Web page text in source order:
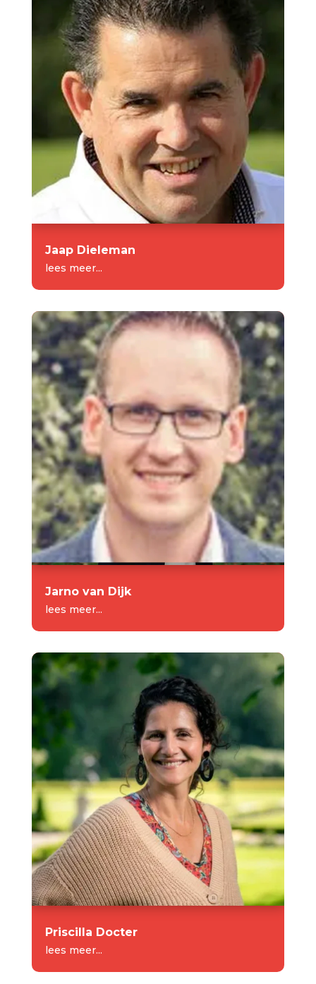
Jaap Dieleman
lees meer...
Jarno van Dijk
lees meer...
Priscilla Docter
lees meer...